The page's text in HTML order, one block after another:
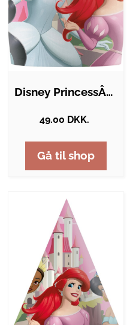
Disney PrincessÂ® Papkrus
49.00 DKK.
Gå til shop